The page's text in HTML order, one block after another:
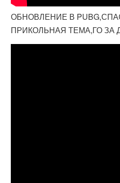
ОБНОВЛЕНИЕ В
ПРИКОЛЬНАЯ ТЕМА,ГО ЗА